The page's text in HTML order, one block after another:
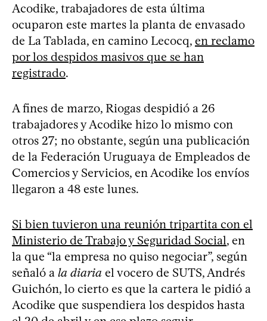
Acodike, trabajadores de esta última
ocuparon este martes la planta de envasado
de La Tablada, en camino Lecocq, en reclamo
por los despidos masivos que se han
registrado.
A fines de marzo, Riogas despidió a 26
trabajadores y Acodike hizo lo mismo con
otros 27; no obstante, según una publicación
de la Federación Uruguaya de Empleados de
Comercios y Servicios, en Acodike los envíos
llegaron a 48 este lunes.
Si bien tuvieron una reunión tripartita con el
Ministerio de Trabajo y Seguridad Social, en
la que “la empresa no quiso negociar”, según
señaló a la diaria el vocero de SUTS, Andrés
Guichón, lo cierto es que la cartera le pidió a
Acodike que suspendiera los despidos hasta